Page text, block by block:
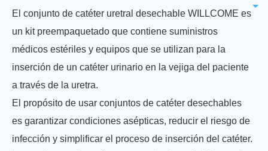
El conjunto de catéter uretral desechable WILLCOME es
un kit preempaquetado que contiene suministros
médicos estériles y equipos que se utilizan para la
inserción de un catéter urinario en la vejiga del paciente
a través de la uretra.
El propósito de usar conjuntos de catéter desechables
es garantizar condiciones asépticas, reducir el riesgo de
infección y simplificar el proceso de inserción del catéter.